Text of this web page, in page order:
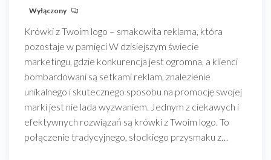
Wyłączony
Krówki z Twoim logo – smakowita reklama, która
pozostaje w pamięci W dzisiejszym świecie
marketingu, gdzie konkurencja jest ogromna, a klienci
bombardowani są setkami reklam, znalezienie
unikalnego i skutecznego sposobu na promocję swojej
marki jest nie lada wyzwaniem. Jednym z ciekawych i
efektywnych rozwiązań są krówki z Twoim logo. To
połączenie tradycyjnego, słodkiego przysmaku z…